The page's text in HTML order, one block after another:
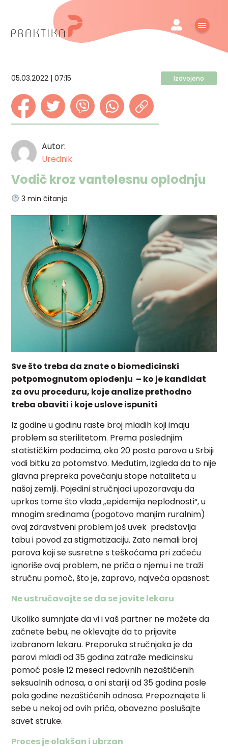
05.03.2022 | 07:15 Izdvojeno
Autor:
Urednik
Vodič kroz vantelesnu oplodnju
3 min čitanja
Sve što treba da znate o biomedicinski
potpomognutom oplođenju – ko je kandidat
za ovu proceduru, koje analize prethodno
treba obaviti i koje uslove ispuniti
Iz godine u godinu raste broj mladih koji imaju
problem sa sterilitetom. Prema poslednjim
statističkim podacima, oko 20 posto parova u Srbiji
vodi bitku za potomstvo. Međutim, izgleda da to nije
glavna prepreka povećanju stope nataliteta u
našoj zemlji. Pojedini stručnjaci upozoravaju da
uprkos tome što vlada „epidemija neplodnosti“, u
mnogim sredinama (pogotovo manjim ruralnim)
ovaj zdravstveni problem još uvek predstavlja
tabu i povod za stigmatizaciju. Zato nemali broj
parova koji se susretne s teškoćama pri začeću
ignoriše ovaj problem, ne priča o njemu i ne traži
stručnu pomoć, što je, zapravo, najveća opasnost.
Ne ustručavajte se da se javite lekaru
Ukoliko sumnjate da vi i vaš partner ne možete da
začnete bebu, ne oklevajte da to prijavite
izabranom lekaru. Preporuka stručnjaka je da
parovi mlađi od 35 godina zatraže medicinsku
pomoć posle 12 meseci redovnih nezaštićenih
seksualnih odnosa, a oni stariji od 35 godina posle
pola godine nezaštićenih odnosa. Prepoznajete li
sebe u nekoj od ovih priča, obavezno poslušajte
savet struke.
Proces je olakšan i ubrzan